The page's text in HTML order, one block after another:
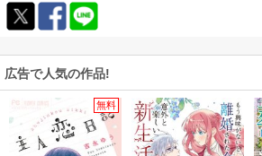
広告で人気の作品!
無料